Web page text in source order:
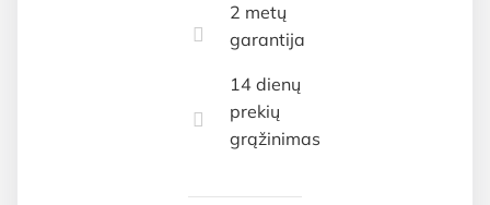
2 metų
garantija
14 dienų
prekių
grąžinimas